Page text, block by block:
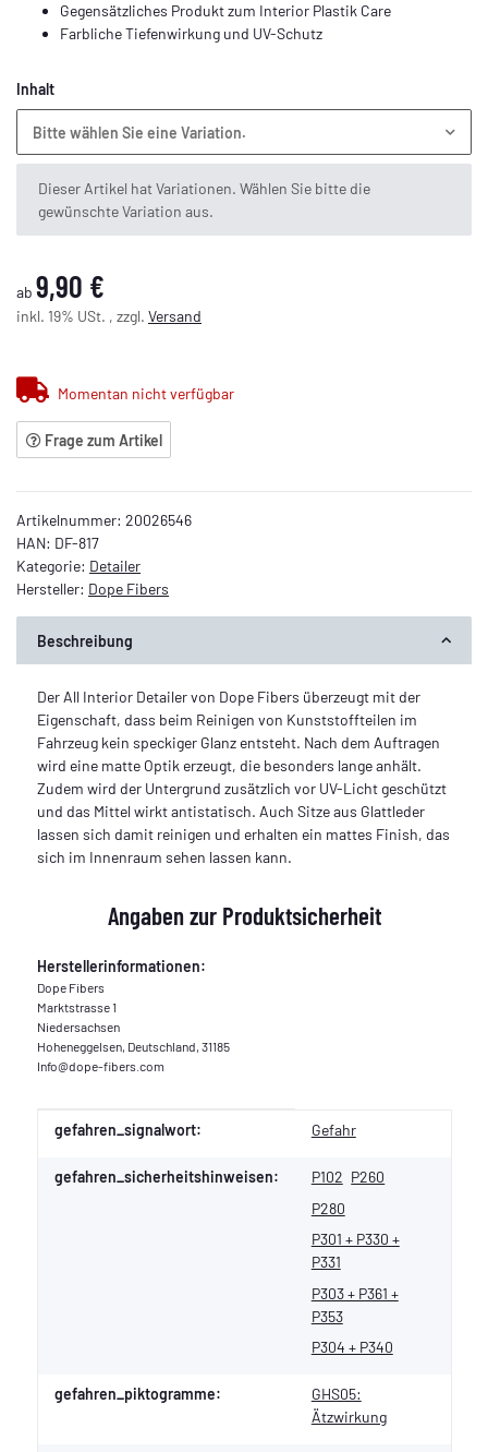
Gegensätzliches Produkt zum Interior Plastik Care
Farbliche Tiefenwirkung und UV-Schutz
Inhalt
Bitte wählen Sie eine Variation.
x
Dieser Artikel hat Variationen. Wählen Sie bitte die
gewünschte Variation aus.
ab 9,90 €
inkl. 19% USt. , zzgl. Versand
Momentan nicht verfügbar
Frage zum Artikel
Artikelnummer: 20026546
HAN: DF-817
Kategorie: Detailer
Hersteller: Dope Fibers
Beschreibung
Der All Interior Detailer von Dope Fibers überzeugt mit der
Eigenschaft, dass beim Reinigen von Kunststoffteilen im
Fahrzeug kein speckiger Glanz entsteht. Nach dem Auftragen
wird eine matte Optik erzeugt, die besonders lange anhält.
Zudem wird der Untergrund zusätzlich vor UV-Licht geschützt
und das Mittel wirkt antistatisch. Auch Sitze aus Glattleder
lassen sich damit reinigen und erhalten ein mattes Finish, das
sich im Innenraum sehen lassen kann.
Angaben zur Produktsicherheit
Herstellerinformationen:
Dope Fibers
Marktstrasse 1
Niedersachsen
Hoheneggelsen, Deutschland, 31185
Info@dope-fibers.com
Produkteigenschaft
Wert
gefahren_signalwort: Gefahr
gefahren_sicherheitshinweisen: P102 P260
P280
P301 + P330 +
P331
P303 + P361 +
P353
P304 + P340
gefahren_piktogramme:
GHS05:
Ätzwirkung